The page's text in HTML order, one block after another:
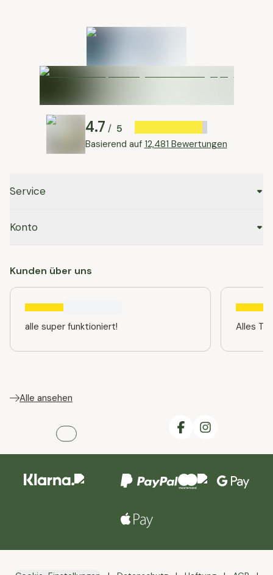
4.7 / 5
Basierend auf 12,481 Bewertungen
Service
Konto
Kunden über uns
alle super funktioniert! Alles
Alle ansehen